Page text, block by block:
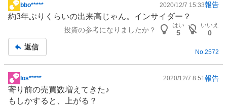
掲
示
事
bbo***** 2020/12/7 15:33報告
約3年ぶりくらいの出来高じゃん。インサイダー？
投資の参考になりましたか？
はい
5
いいえ
0
返信
No.2572
掲
示
los***** 2020/12/7 8:51報告
寄り前の売買数増えてきた♪
もしかすると、上がる？